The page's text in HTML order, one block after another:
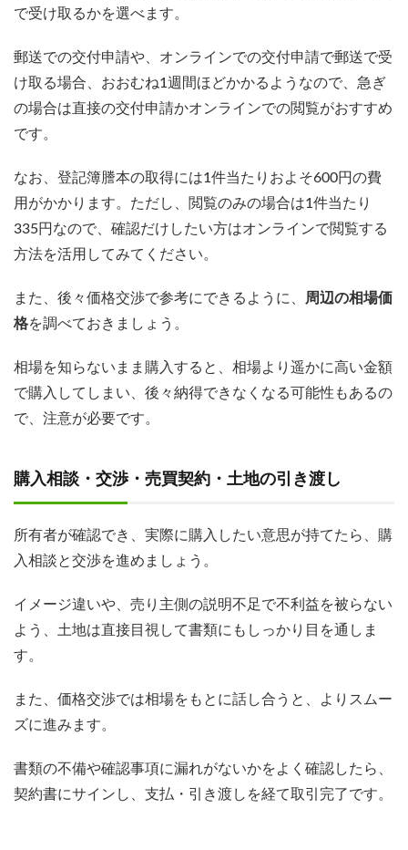
で受け取るかを選べます。
郵送での交付申請や、オンラインでの交付申請で郵送で受
け取る場合、おおむね1週間ほどかかるようなので、急ぎ
の場合は直接の交付申請かオンラインでの閲覧がおすすめ
です。
なお、登記簿謄本の取得には1件当たりおよそ600円の費
用がかかります。ただし、閲覧のみの場合は1件当たり
335円なので、確認だけしたい方はオンラインで閲覧する
方法を活用してみてください。
また、後々価格交渉で参考にできるように、 周辺の相場価
格を調べておきましょう。
相場を知らないまま購入すると、相場より遥かに高い金額
で購入してしまい、後々納得できなくなる可能性もあるの
で、注意が必要です。
購入相談・交渉・売買契約・土地の引き渡し
所有者が確認でき、実際に購入したい意思が持てたら、購
入相談と交渉を進めましょう。
イメージ違いや、売り主側の説明不足で不利益を被らない
よう、土地は直接目視して書類にもしっかり目を通しま
す。
また、価格交渉では相場をもとに話し合うと、よりスムー
ズに進みます。
書類の不備や確認事項に漏れがないかをよく確認したら、
契約書にサインし、支払・引き渡しを経て取引完了です。